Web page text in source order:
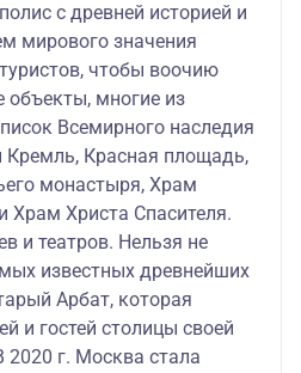
с древней историей и
мирового значения
чтобы воочию
объекты, многие из
Всемирного наследия
Красная площадь,
монастыря, Храм
Храм Христа Спасителя.
и театров. Нельзя не
известных древнейших
Арбат, которая
и гостей столицы своей
г. Москва стала